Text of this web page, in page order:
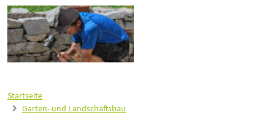
Startseite
Garten- und Landschaftsbau